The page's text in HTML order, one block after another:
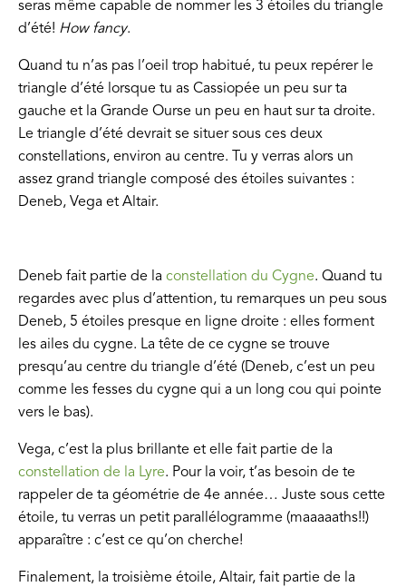
seras même capable de nommer les 3 étoiles du triangle
d’été! How fancy.
Quand tu n’as pas l’oeil trop habitué, tu peux repérer le
triangle d’été lorsque tu as Cassiopée un peu sur ta
gauche et la Grande Ourse un peu en haut sur ta droite.
Le triangle d’été devrait se situer sous ces deux
constellations, environ au centre. Tu y verras alors un
assez grand triangle composé des étoiles suivantes :
Deneb, Vega et Altair.
Deneb fait partie de la constellation du Cygne. Quand tu
regardes avec plus d’attention, tu remarques un peu sous
Deneb, 5 étoiles presque en ligne droite : elles forment
les ailes du cygne. La tête de ce cygne se trouve
presqu’au centre du triangle d’été (Deneb, c’est un peu
comme les fesses du cygne qui a un long cou qui pointe
vers le bas).
Vega, c’est la plus brillante et elle fait partie de la
constellation de la Lyre. Pour la voir, t’as besoin de te
rappeler de ta géométrie de 4e année… Juste sous cette
étoile, tu verras un petit parallélogramme (maaaaaths!!)
apparaître : c’est ce qu’on cherche!
Finalement, la troisième étoile, Altair, fait partie de la